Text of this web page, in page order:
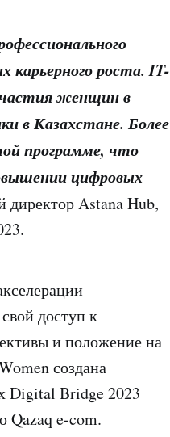
роста. IT-
женщин в
в Казахстане. Более
программе, что
цифровых
Astana Hub,
доступ к
и положение на
создана
Digital Bridge 2023
e-com.